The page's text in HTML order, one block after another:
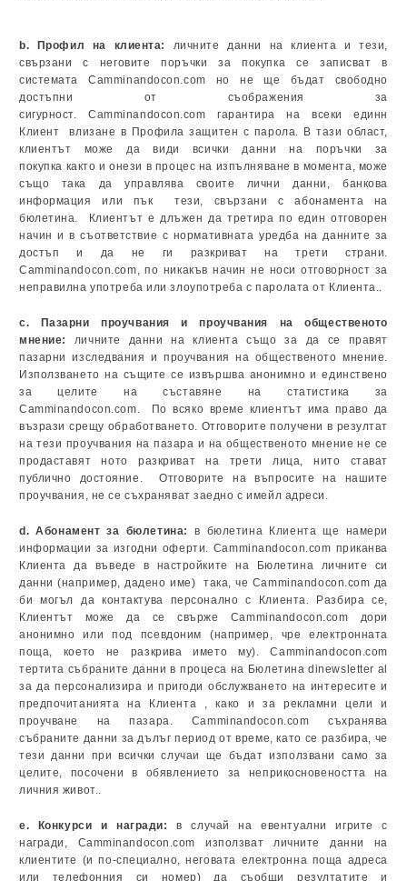
b. Профил на клиента:
личните данни на клиента и тези,
свързани с неговите поръчки за покупка се записват в
системата Camminandocon.com но не ще бъдат свободно
достъпни от съображения за
сигурност. Camminandocon.com гарантира на всеки единн
Клиент влизане в Профила защитен с парола. В тази област,
клиентът може да види всички данни на поръчки за
покупка както и онези в процес на изпълняване в момента, може
също така да управлява своите лични данни, банкова
информация или пък тези, свързани с абонамента на
бюлетина. Клиентът е длъжен да третира по един отговорен
начин и в съответствие с нормативната уредба на данните за
достъп и да не ги разкриват на трети страни.
Camminandocon.com, по никакъв начин не носи отговорност за
неправилна употреба или злоупотреба с паролата от Клиента..
c. Пазарни проучвания и проучвания на общественото
мнение: личните данни на клиента също за да се правят
пазарни изследвания и проучвания на общественото мнение.
Използването на същите се извършва анонимно и единствено
за целите на съставяне на статистика за
Camminandocon.com. По всяко време клиентът има право да
възрази срещу обработването. Отговорите получени в резултат
на тези проучвания на пазара и на общественото мнение не се
продаставят ното разкриват на трети лица, нито стават
публично достояние. Отговорите на въпросите на нашите
проучвания, не се съхраняват заедно с имейл адреси.
d. Абонамент за бюлетина: в бюлетина Клиента ще намери
информации за изгодни оферти. Camminandocon.com приканва
Клиента дa въведе в настройките на Бюлетина личните си
данни (например, дадено име) така, че Camminandocon.com да
би могъл да контактува персонално с Клиента. Разбира се,
Клиентът може да се свърже Camminandocon.com дори
анонимно или под псевдоним (например, чре електронната
поща, което не разкрива името му). Camminandocon.com
тертита събраните данни в процеса на Бюлетина dinewsletter al
за да персонализира и пригоди обслужването на интересите и
предпочитанията на Клиента , како и за рекламни цели и
проучване на пазара. Camminandocon.com съхранява
събраните данни за дълъг период от време, като се разбира, че
тези данни при всички случаи ще бъдат използвани само за
целите, посочени в обявлението за неприкосновеността на
личния живот..
e. Конкурси и награди:в случай на евентуални игрите с
награди, Camminandocon.com използват личните данни на
клиентите (и по-специално, неговата електронна поща адреса
или телефонния си номер) да съобщи резултатите и